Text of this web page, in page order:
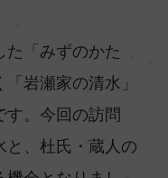
た「みずのかた
岩瀬家の清水」
す。今回の訪問
と、杜氏・蔵人の